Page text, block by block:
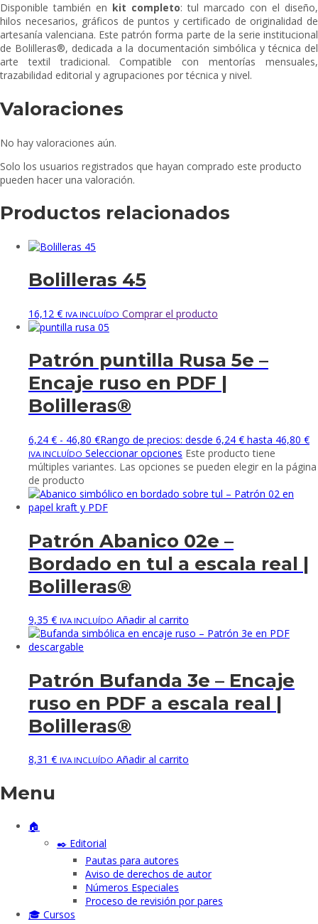
Disponible también en kit completo: tul marcado con el diseño,
hilos necesarios, gráficos de puntos y certificado de originalidad de
artesanía valenciana. Este patrón forma parte de la serie institucional
de Bolilleras®, dedicada a la documentación simbólica y técnica del
arte textil tradicional. Compatible con mentorías mensuales,
trazabilidad editorial y agrupaciones por técnica y nivel.
Valoraciones
No hay valoraciones aún.
Solo los usuarios registrados que hayan comprado este producto
pueden hacer una valoración.
Productos relacionados
Bolilleras 45
16,12 € IVA INCLUÍDO Comprar el producto
Patrón puntilla Rusa 5e –
Encaje ruso en PDF |
Bolilleras®
6,24 € - 46,80 €Rango de precios: desde 6,24 € hasta 46,80 €
IVA INCLUÍDO Seleccionar opciones Este producto tiene
múltiples variantes. Las opciones se pueden elegir en la página
de producto
Patrón Abanico 02e –
Bordado en tul a escala real |
Bolilleras®
9,35 € IVA INCLUÍDO Añadir al carrito
Patrón Bufanda 3e – Encaje
ruso en PDF a escala real |
Bolilleras®
8,31 € IVA INCLUÍDO Añadir al carrito
Menu
🏠
✒️ Editorial
Pautas para autores
Aviso de derechos de autor
Números Especiales
Proceso de revisión por pares
🎓 Cursos